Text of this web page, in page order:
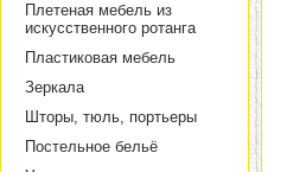
Плетеная мебель из
искусственного ротанга
Пластиковая мебель
Зеркала
Шторы, тюль, портьеры
Постельное бельё